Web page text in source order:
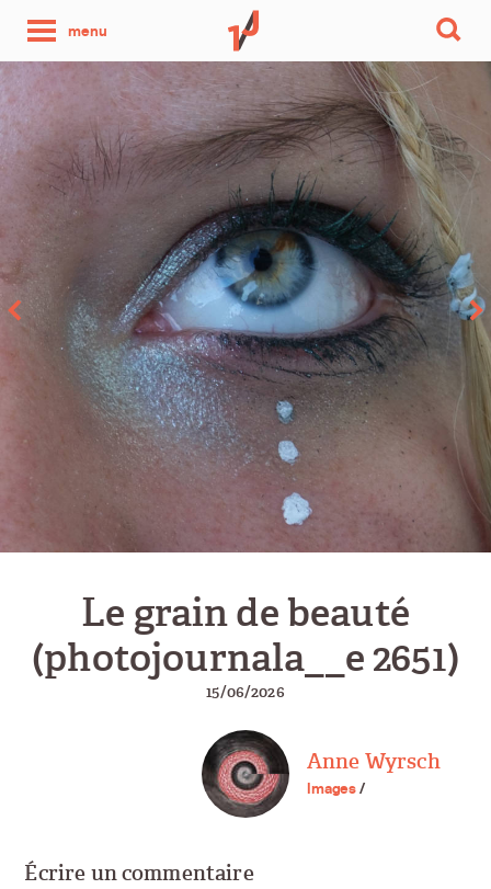
menu
photo
par
jour
Le grain de beauté
(photojournala__e 2651)
15/06/2026
Anne Wyrsch
Images/
Écrire un commentaire